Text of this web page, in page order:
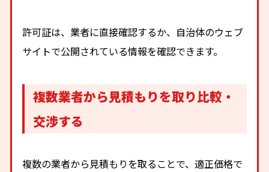
許可証は、業者に直接確認するか、自治体のウェブ
サイトで公開されている情報を確認できます。
複数業者から見積もりを取り比較・
交渉する
複数の業者から見積もりを取ることで、適正価格で